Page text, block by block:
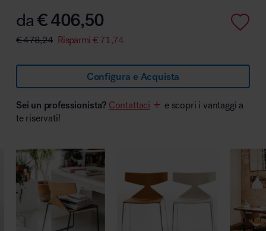
Area hospitality
da€406,50
€478,24 Risparmi €71,74
Configura e Acquista
Sei un professionista? Contattaci
e scopri i vantaggi a
te riservati!